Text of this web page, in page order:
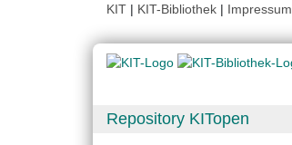
KIT | KIT-Bibliothek | Impressum
Repository KITopen